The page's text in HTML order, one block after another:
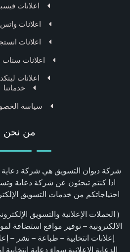
من نحن
شركة ديوان التسويق هي شركة دعاية
اذا كنتم تبحثون عن شركة دعاية
احتياجاتكم من خدمات التسويق
( الحملات الإعلانية والتسويق
الالكترونية – توفير مواقع استضافة
إعلانات انتخابية – طباعة – نشر –
اعلانات
اعلانات
اعلانات
اعلانات
اعلانات
خدماتنا
سياسة